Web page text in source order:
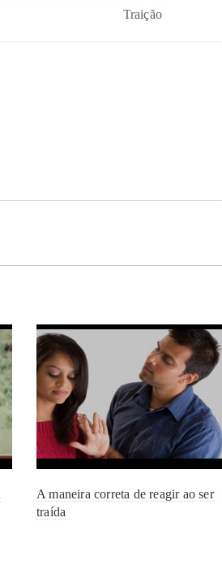
Traição
A maneira correta de reagir ao ser
traída